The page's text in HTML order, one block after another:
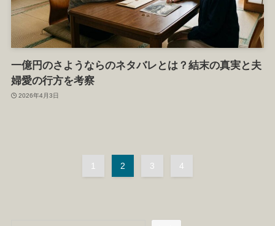
一億円のさようならのネタバレとは？結末の真実と夫
婦愛の行方を考察
2026年4月3日
1 2 3 4